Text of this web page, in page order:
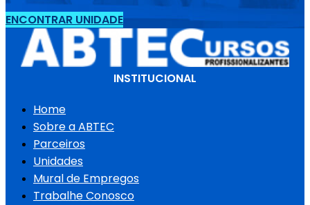
ENCONTRAR UNIDADE
INSTITUCIONAL
Home
Sobre a ABTEC
Parceiros
Unidades
Mural de Empregos
Trabalhe Conosco